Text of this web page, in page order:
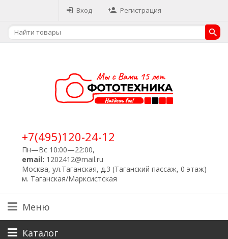
Вход Регистрация
+7(495)120-24-12
Пн—Вс 10:00—22:00,
email: 1202412@mail.ru
Москва, ул.Таганская, д.3 (Таганский пассаж, 0 этаж)
м. Таганская/Марксистская
Меню
Каталог